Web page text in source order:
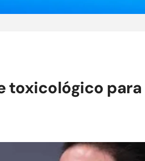
toxicológico